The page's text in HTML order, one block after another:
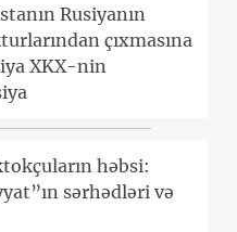
Rusiyanın
çıxmasına
XKX-nin
həbsi:
sərhədləri və